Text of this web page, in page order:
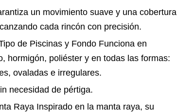
un movimiento suave y una cobertura
cada rincón con precisión.
de Piscinas y Fondo Funciona en
hormigón, poliéster y en todas las formas:
ovaladas e irregulares.
necesidad de pértiga.
Raya Inspirado en la manta raya, su